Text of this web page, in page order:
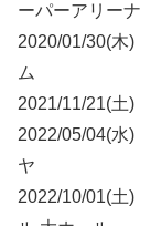
ーパーアリーナ
2020/01/30(木)
ム
2021/11/21(土)
2022/05/04(水)
ヤ
2022/10/01(土)